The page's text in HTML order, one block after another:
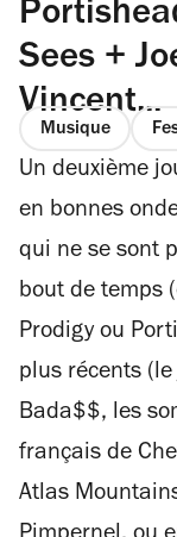
Sees +
Vincent...
Musique
Un deuxième
en bonnes
qui ne se sont
bout de temps
Prodigy ou
plus récents
Bada$$, les
français de
Atlas